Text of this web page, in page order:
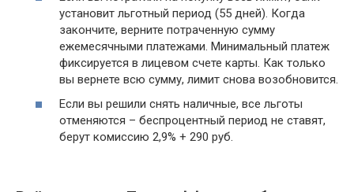
установит льготный период (55 дней). Когда
закончите, верните потраченную сумму
ежемесячными платежами. Минимальный платеж
фиксируется в лицевом счете карты. Как только
вы вернете всю сумму, лимит снова возобновится.
Если вы решили снять наличные, все льготы
отменяются – беспроцентный период не ставят,
берут комиссию 2,9% + 290 руб.